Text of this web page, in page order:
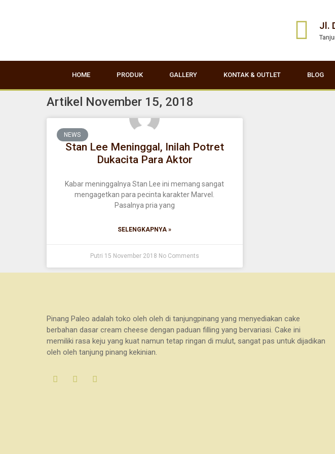
Jl.
HOME PRODUK GALLERY KONTAK & OUTLET BLOG
Artikel November 15, 2018
NEWS
Stan Lee Meninggal, Inilah Potret
Dukacita Para Aktor
Kabar meninggalnya Stan Lee ini memang sangat
mengagetkan para pecinta karakter Marvel.
Pasalnya pria yang
SELENGKAPNYA »
Putri 15 November 2018 No Comments
Pinang Paleo adalah toko oleh oleh di tanjungpinang yang menyediakan cake
berbahan dasar cream cheese dengan paduan filling yang bervariasi. Cake ini
memiliki rasa keju yang kuat namun tetap ringan di mulut, sangat pas untuk dijadikan
oleh oleh tanjung pinang kekinian.